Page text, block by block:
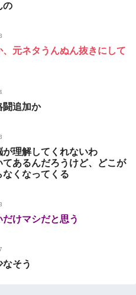
の
元ネタうんぬん抜きにして
闘追加か
理解してくれないわ
あるんだろうけど、どこが
くなってくる
けマシだと思う
そう